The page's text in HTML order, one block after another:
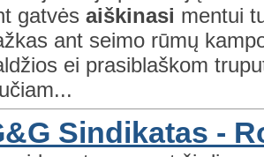
gatvės aiškinasi mentui
ant seimo rūmų
ei prasiblaškom
Sindikatas -